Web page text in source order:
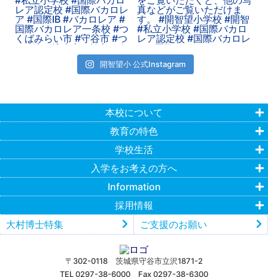
開智望小 公式Instagram
〒302-0118 茨城県守谷市立沢1871-2
TEL 0297-38-6000 Fax 0297-38-6300
本校について
教育の特色
学校生活
入学をお考えの方へ
Information
採用情報
大村博士特集
ご支援のお願い